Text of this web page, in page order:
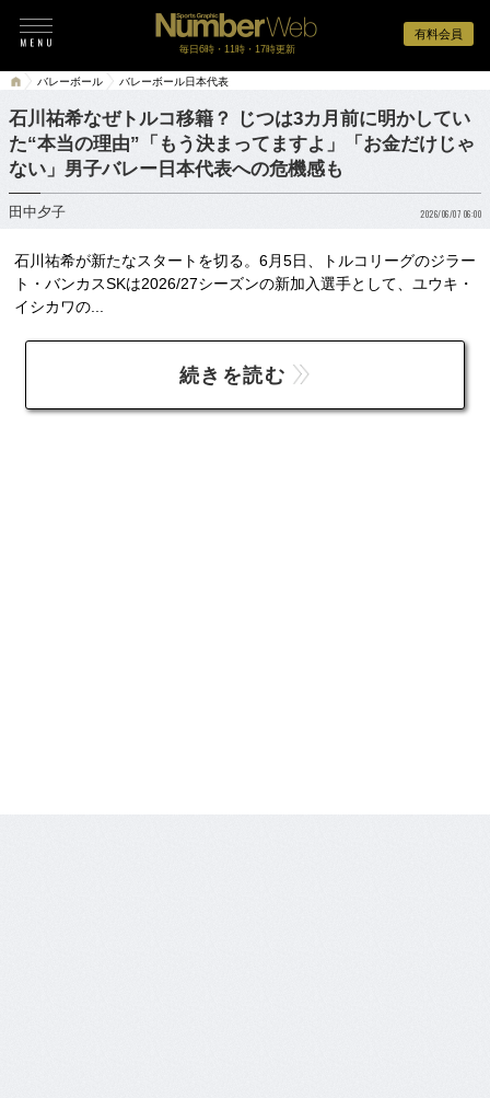
有料会員
毎日6時・11時・17時更新
バレーボール バレーボール日本代表
石川祐希なぜトルコ移籍？ じつは3カ月前に明かしてい
た“本当の理由”「もう決まってますよ」「お金だけじゃ
ない」男子バレー日本代表への危機感も
田中夕子 2026/06/07 06:00
石川祐希が新たなスタートを切る。6月5日、トルコリーグのジラー
ト・バンカスSKは2026/27シーズンの新加入選手として、ユウキ・
イシカワの...
続きを読む